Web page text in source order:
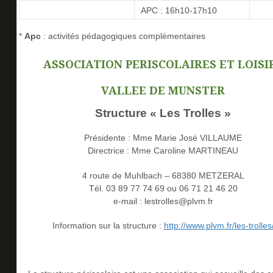
APC : 16h10-17h10
* Apc: activités pédagogiques complémentaires
ASSOCIATION PERISCOLAIRES ET
VALLEE DE MUNSTER
Structure « Les Trolles »
Présidente : Mme Marie José VILLAUME
Directrice : Mme Caroline MARTINEAU
4 route de Muhlbach – 68380 METZERAL
Tél. 03 89 77 74 69 ou 06 71 21 46 20
e-mail : lestrolles@plvm.fr
Information sur la structure : http://www.plvm.fr/les-